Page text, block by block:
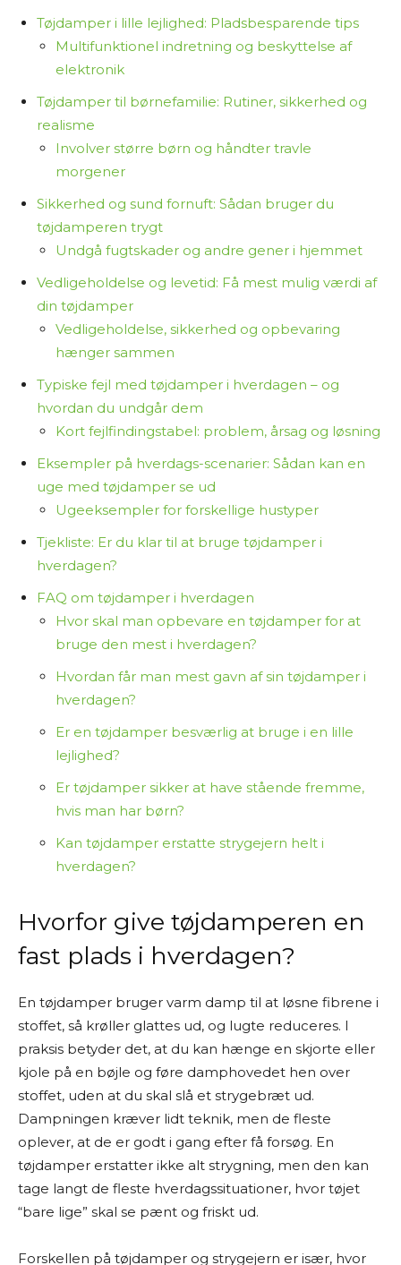
Tøjdamper i lille lejlighed: Pladsbesparende tips
Multifunktionel indretning og beskyttelse af
elektronik
Tøjdamper til børnefamilie: Rutiner, sikkerhed og
realisme
Involver større børn og håndter travle
morgener
Sikkerhed og sund fornuft: Sådan bruger du
tøjdamperen trygt
Undgå fugtskader og andre gener i hjemmet
Vedligeholdelse og levetid: Få mest mulig værdi af
din tøjdamper
Vedligeholdelse, sikkerhed og opbevaring
hænger sammen
Typiske fejl med tøjdamper i hverdagen – og
hvordan du undgår dem
Kort fejlfindingstabel: problem, årsag og løsning
Eksempler på hverdags-scenarier: Sådan kan en
uge med tøjdamper se ud
Ugeeksempler for forskellige hustyper
Tjekliste: Er du klar til at bruge tøjdamper i
hverdagen?
FAQ om tøjdamper i hverdagen
Hvor skal man opbevare en tøjdamper for at
bruge den mest i hverdagen?
Hvordan får man mest gavn af sin tøjdamper i
hverdagen?
Er en tøjdamper besværlig at bruge i en lille
lejlighed?
Er tøjdamper sikker at have stående fremme,
hvis man har børn?
Kan tøjdamper erstatte strygejern helt i
hverdagen?
Hvorfor give tøjdamperen en
fast plads i hverdagen?
En tøjdamper bruger varm damp til at løsne fibrene i
stoffet, så krøller glattes ud, og lugte reduceres. I
praksis betyder det, at du kan hænge en skjorte eller
kjole på en bøjle og føre damphovedet hen over
stoffet, uden at du skal slå et strygebræt ud.
Dampningen kræver lidt teknik, men de fleste
oplever, at de er godt i gang efter få forsøg. En
tøjdamper erstatter ikke alt strygning, men den kan
tage langt de fleste hverdagssituationer, hvor tøjet
“bare lige” skal se pænt og friskt ud.
Forskellen på tøjdamper og strygejern er især, hvor